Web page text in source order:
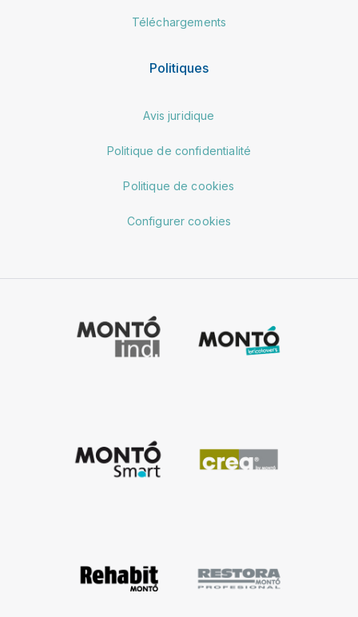
Téléchargements
Politiques
Avis juridique
Politique de confidentialité
Politique de cookies
Configurer cookies